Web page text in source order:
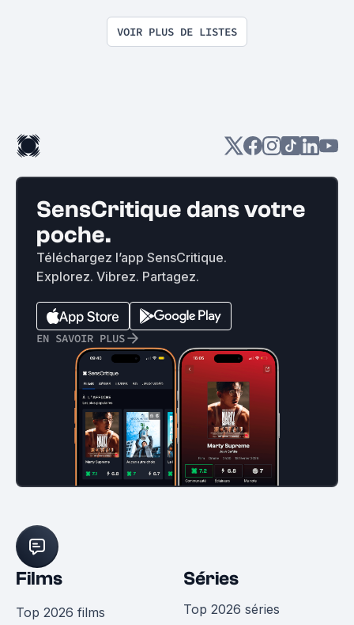
VOIR PLUS DE LISTES
SensCritique dans votre
poche.
Téléchargez l’app SensCritique.
Explorez. Vibrez. Partagez.
EN SAVOIR PLUS
Films
Top 2026 films
Séries
Top 2026 séries